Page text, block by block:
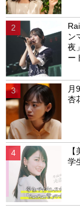
ン
夜
ー
月
杏
学